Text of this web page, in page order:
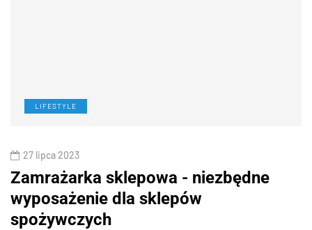
LIFESTYLE
27 lipca 2023
Zamrażarka sklepowa - niezbędne
wyposażenie dla sklepów
spożywczych